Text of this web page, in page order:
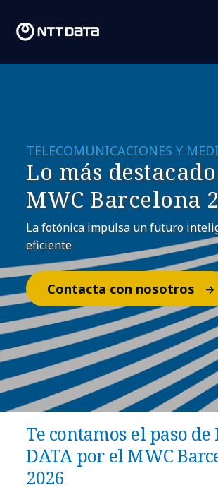
TELECOMUNICACIONES Y
Lo más
MWC Barcelona
La fotónica impulsa un futuro
eficiente
Contacta con nosotros
Te contamos el paso de
DATA por el MWC
2026